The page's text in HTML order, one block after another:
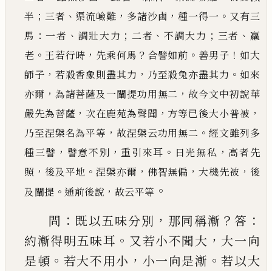
半 ； 三者 、 渠流嶮難 ， 多諸沙鹵 ，種一得一 。 又有三
馬 ： 一者 、 調壯大力 ； 二者 、不調大力 ； 三者 、 羸
老 。 王若行時 ， 先乘何馬 ？ 合譬如前 。 善男子 ！ 如大
師子 ， 若殺香象則盡其力 ， 乃至殺兔亦盡其力 。 如來
亦爾 ， 為諸菩薩及一闡提功用無二 ，故今文中初說華
嚴先為菩薩 ，次在鹿苑為聲聞 ， 方等已後大小普被 ，
乃至涅槃名為平等 ， 故涅槃云功用無二 。 經文雖列多
種三譬 ， 譬意不別 ， 重引來耳 。 日光無私 ， 高者先
照 ， 後及平地 。涅槃亦爾 ， 佛智無偏 ，大機先被 ， 後
及闡提 。 通前後說 ， 故云平等 。
問 ： 既以五味分別 ， 那同稱漸 ？ 答 ：
約漸得明五味耳 。 又若小不聞大 ， 大一向
是頓 。 若大不用小 ， 小一向是漸 。若以大